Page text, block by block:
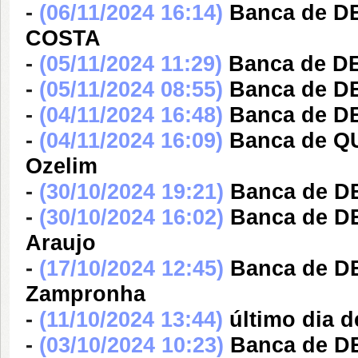
- (06/11/2024 16:14) Banca de
COSTA
- (05/11/2024 11:29) Banca de
- (05/11/2024 08:55) Banca de
- (04/11/2024 16:48) Banca de
- (04/11/2024 16:09) Banca de
Ozelim
- (30/10/2024 19:21) Banca de
- (30/10/2024 16:02) Banca de
Araujo
- (17/10/2024 12:45) Banca de
Zampronha
- (11/10/2024 13:44) último dia
- (03/10/2024 10:23) Banca de